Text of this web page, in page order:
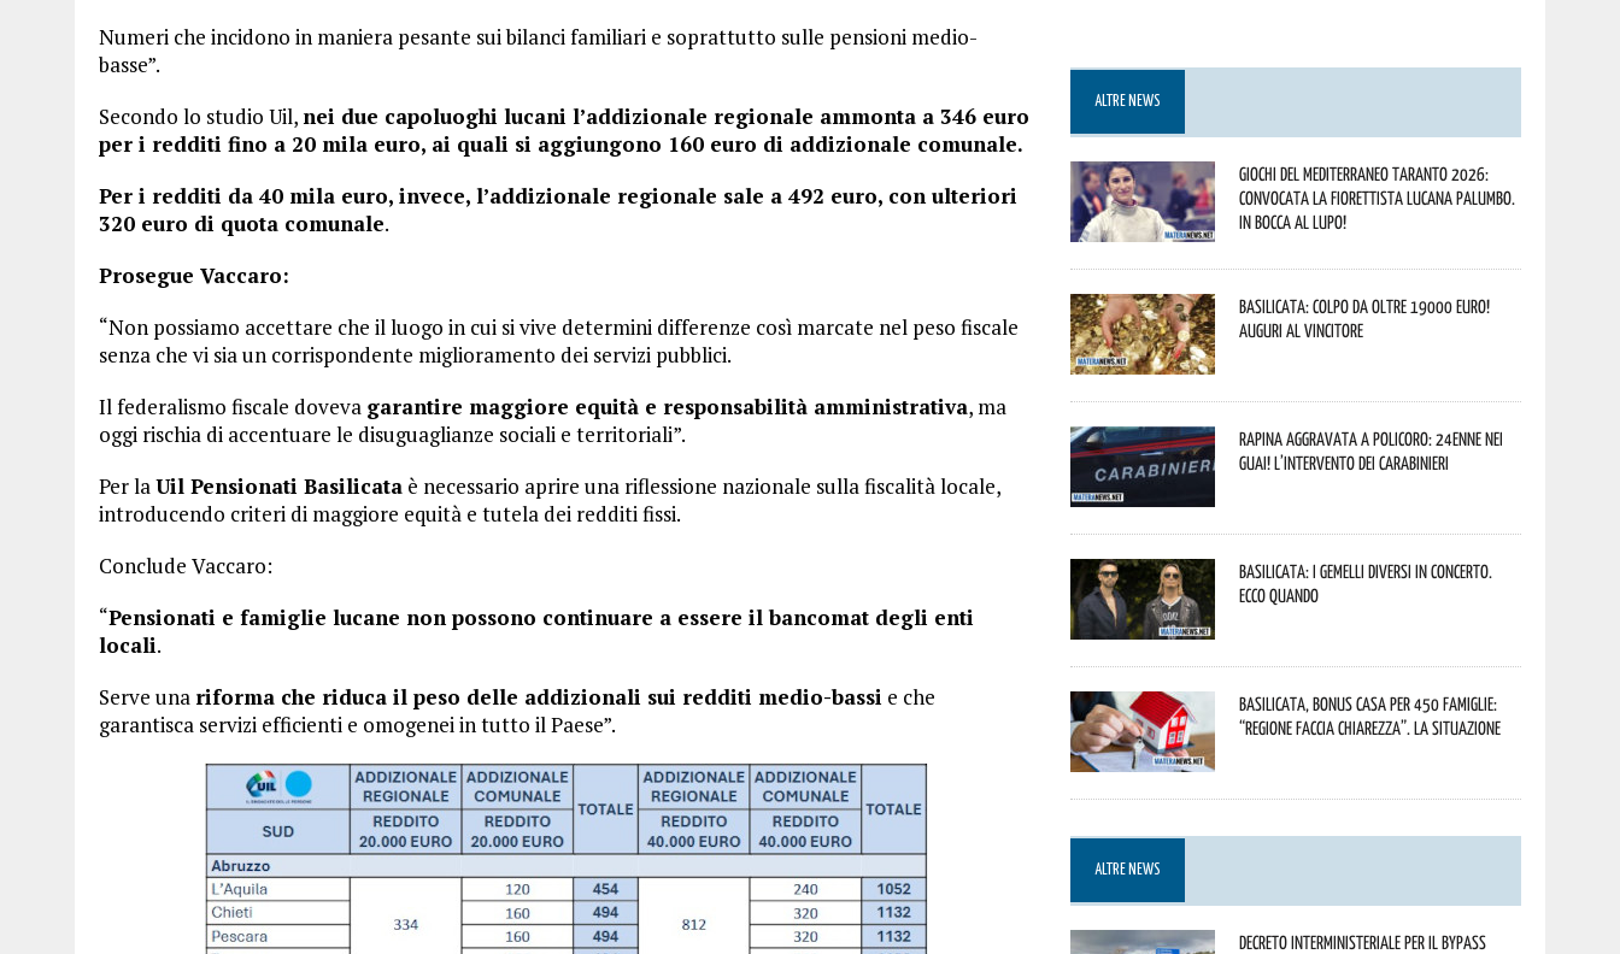
Numeri che incidono in maniera pesante sui bilanci familiari e soprattutto sulle pensioni medio-
basse”.
Secondo lo studio Uil, nei due capoluoghi lucani l’addizionale regionale ammonta a 346 euro
per i redditi fino a 20 mila euro, ai quali si aggiungono 160 euro di addizionale comunale.
Per i redditi da 40 mila euro, invece, l’addizionale regionale sale a 492 euro, con ulteriori
320 euro di quota comunale.
Prosegue Vaccaro:
“Non possiamo accettare che il luogo in cui si vive determini differenze così marcate nel peso fiscale
senza che vi sia un corrispondente miglioramento dei servizi pubblici.
Il federalismo fiscale doveva garantire maggiore equità e responsabilità amministrativa, ma
oggi rischia di accentuare le disuguaglianze sociali e territoriali”.
Per laUil Pensionati Basilicata è necessario aprire una riflessione nazionale sulla fiscalità locale,
introducendo criteri di maggiore equità e tutela dei redditi fissi.
Conclude Vaccaro:
“Pensionati e famiglie lucane non possono continuare a essere il bancomat degli enti
locali.
Serve una riforma che riduca il peso delle addizionali sui redditi medio-bassi e che
garantisca servizi efficienti e omogenei in tutto il Paese”.
ALTRE NEWS
Giochi del Mediterraneo Taranto 2026:
convocata la fiorettista lucana Palumbo.
In bocca al lupo!
Basilicata: colpo da oltre 19000 Euro!
Auguri al vincitore
Rapina aggravata a Policoro: 24enne nei
guai! L’intervento dei Carabinieri
Basilicata: i Gemelli DiVersi in concerto.
Ecco quando
Basilicata, Bonus casa per 450 famiglie:
“Regione faccia chiarezza”. La situazione
ALTRE NEWS
Decreto interministeriale per il Bypass